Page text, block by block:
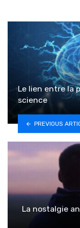
Le lien entre la
science
PREVIOUS
La nostalgie